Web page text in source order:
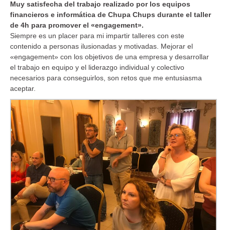
Muy satisfecha del trabajo realizado por los equipos
financieros e informática de Chupa Chups durante el taller
de 4h para promover el «engagement».
Siempre es un placer para mi impartir talleres con este
contenido a personas ilusionadas y motivadas. Mejorar el
«engagement» con los objetivos de una empresa y desarrollar
el trabajo en equipo y el liderazgo individual y colectivo
necesarios para conseguirlos, son retos que me entusiasma
aceptar.